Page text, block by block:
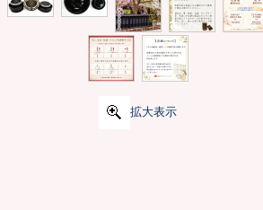
拡大表示